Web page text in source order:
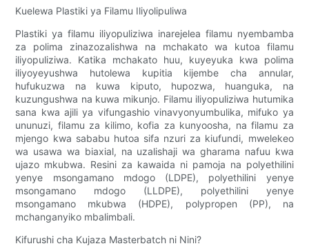
Kuelewa Plastiki ya Filamu Iliyolipuliwa
Plastiki ya filamu iliyopuliziwa inarejelea filamu nyembamba
za polima zinazozalishwa na mchakato wa kutoa filamu
iliyopuliziwa. Katika mchakato huu, kuyeyuka kwa polima
iliyoyeyushwa hutolewa kupitia kijembe cha annular,
hufukuzwa na kuwa kiputo, hupozwa, huanguka, na
kuzungushwa na kuwa mikunjo. Filamu iliyopuliziwa hutumika
sana kwa ajili ya vifungashio vinavyonyumbulika, mifuko ya
ununuzi, filamu za kilimo, kofia za kunyoosha, na filamu za
mjengo kwa sababu hutoa sifa nzuri za kiufundi, mwelekeo
wa usawa wa biaxial, na uzalishaji wa gharama nafuu kwa
ujazo mkubwa. Resini za kawaida ni pamoja na polyethilini
yenye msongamano mdogo (LDPE), polyethilini yenye
msongamano mdogo (LLDPE), polyethilini yenye
msongamano mkubwa (HDPE), polypropen (PP), na
mchanganyiko mbalimbali.
Kifurushi cha Kujaza Masterbatch ni Nini?